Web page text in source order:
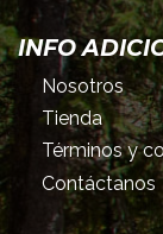
INFO
Nosotros
Tienda
Términos y
Contáctanos